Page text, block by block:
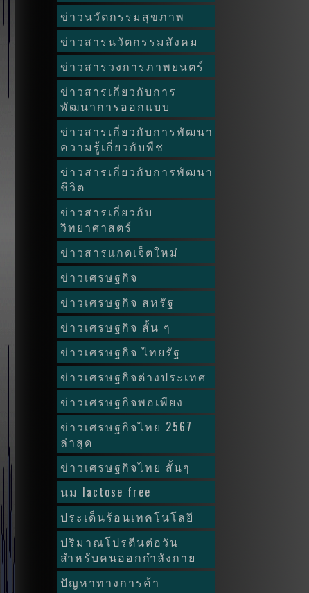
ข่าวนวัตกรรมสุขภาพ
ข่าวสารนวัตกรรมสังคม
ข่าวสารวงการภาพยนตร์
ข่าวสารเกี่ยวกับการ
พัฒนาการออกแบบ
ข่าวสารเกี่ยวกับการพัฒนา
ความรู้เกี่ยวกับพืช
ข่าวสารเกี่ยวกับการพัฒนา
ชีวิต
ข่าวสารเกี่ยวกับ
วิทยาศาสตร์
ข่าวสารแกดเจ็ตใหม่
ข่าวเศรษฐกิจ
ข่าวเศรษฐกิจ สหรัฐ
ข่าวเศรษฐกิจ สั้น ๆ
ข่าวเศรษฐกิจ ไทยรัฐ
ข่าวเศรษฐกิจต่างประเทศ
ข่าวเศรษฐกิจพอเพียง
ข่าวเศรษฐกิจไทย 2567
ล่าสุด
ข่าวเศรษฐกิจไทย สั้นๆ
นม lactose free
ประเด็นร้อนเทคโนโลยี
ปริมาณโปรตีนต่อวัน
สำหรับคนออกกำลังกาย
ปัญหาทางการค้า